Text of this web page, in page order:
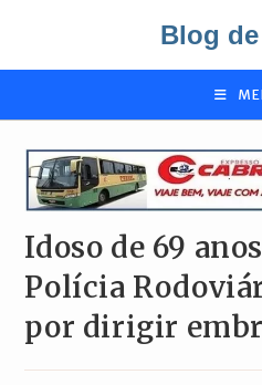
o
Blog
Idoso de 69
Polícia
por dirigir